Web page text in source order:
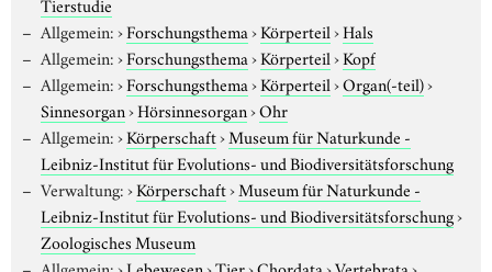
Allgemein:›Forschungsthema›Körperteil›Hals
Allgemein:›Forschungsthema›Körperteil›Kopf
Allgemein:›Forschungsthema›Körperteil›Organ(-teil)›
Sinnesorgan›Hörsinnesorgan›Ohr
Allgemein:›Körperschaft›Museum für Naturkunde -
Leibniz-Institut für Evolutions- und Biodiversitätsforschung
Verwaltung:›Körperschaft›Museum für Naturkunde -
Leibniz-Institut für Evolutions- und Biodiversitätsforschung›
Zoologisches Museum